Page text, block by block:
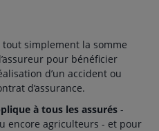
tout simplement la somme
pour bénéficier
d’un accident ou
d’assurance.
à tous les assurés -
encore agriculteurs - et pour